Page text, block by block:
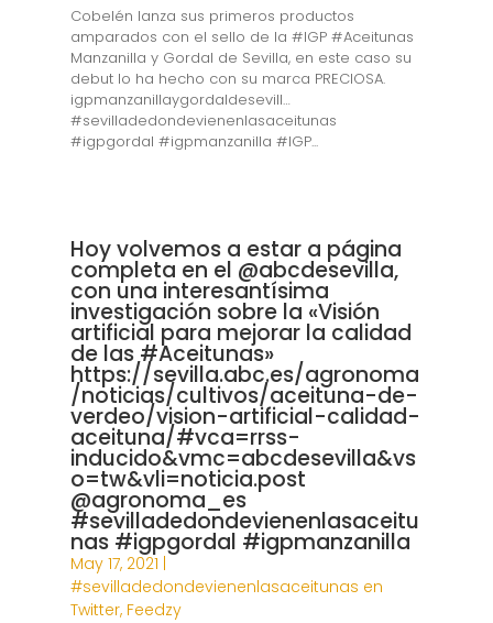
Cobelén lanza sus primeros productos
amparados con el sello de la #IGP #Aceitunas
Manzanilla y Gordal de Sevilla, en este caso su
debut lo ha hecho con su marca PRECIOSA.
igpmanzanillaygordaldesevill…
#sevilladedondevienenlasaceitunas
#igpgordal #igpmanzanilla #IGP...
Hoy volvemos a estar a página
completa en el @abcdesevilla,
con una interesantísima
investigación sobre la «Visión
artificial para mejorar la calidad
de las #Aceitunas»
https://sevilla.abc.es/agronoma
/noticias/cultivos/aceituna-de-
verdeo/vision-artificial-calidad-
aceituna/#vca=rrss-
inducido&vmc=abcdesevilla&vs
o=tw&vli=noticia.post
@agronoma_es
#sevilladedondevienenlasaceitu
nas #igpgordal #igpmanzanilla
May 17, 2021
#sevilladedondevienenlasaceitunas en
Twitter, Feedzy